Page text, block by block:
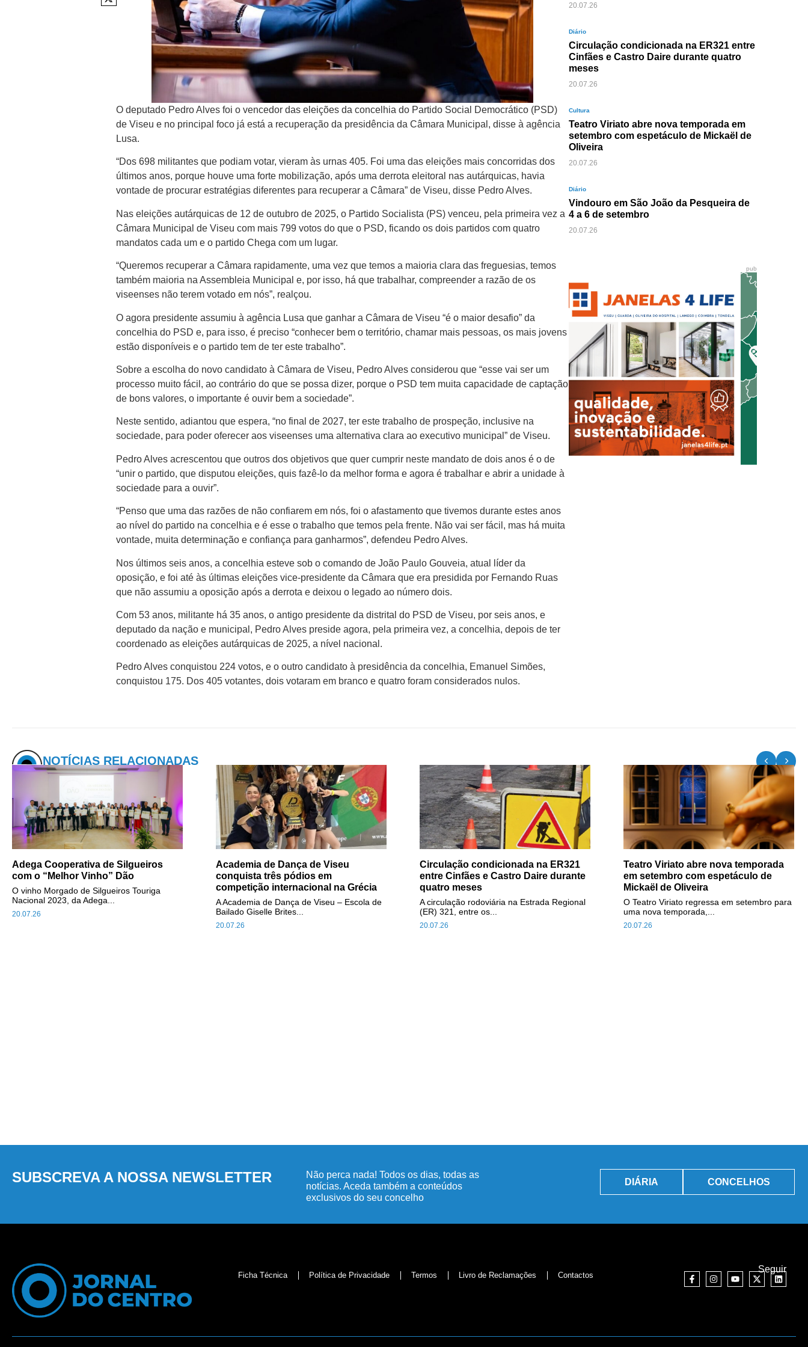
O deputado Pedro Alves foi o vencedor das eleições da concelhia do Partido Social Democrático (PSD)
de Viseu e no principal foco já está a recuperação da presidência da Câmara Municipal, disse à agência
Lusa.
“Dos 698 militantes que podiam votar, vieram às urnas 405. Foi uma das eleições mais concorridas dos
últimos anos, porque houve uma forte mobilização, após uma derrota eleitoral nas autárquicas, havia
vontade de procurar estratégias diferentes para recuperar a Câmara” de Viseu, disse Pedro Alves.
Nas eleições autárquicas de 12 de outubro de 2025, o Partido Socialista (PS) venceu, pela primeira vez a
Câmara Municipal de Viseu com mais 799 votos do que o PSD, ficando os dois partidos com quatro
mandatos cada um e o partido Chega com um lugar.
“Queremos recuperar a Câmara rapidamente, uma vez que temos a maioria clara das freguesias, temos
também maioria na Assembleia Municipal e, por isso, há que trabalhar, compreender a razão de os
viseenses não terem votado em nós”, realçou.
O agora presidente assumiu à agência Lusa que ganhar a Câmara de Viseu “é o maior desafio” da
concelhia do PSD e, para isso, é preciso “conhecer bem o território, chamar mais pessoas, os mais jovens
estão disponíveis e o partido tem de ter este trabalho”.
Sobre a escolha do novo candidato à Câmara de Viseu, Pedro Alves considerou que “esse vai ser um
processo muito fácil, ao contrário do que se possa dizer, porque o PSD tem muita capacidade de captação
de bons valores, o importante é ouvir bem a sociedade”.
Neste sentido, adiantou que espera, “no final de 2027, ter este trabalho de prospeção, inclusive na
sociedade, para poder oferecer aos viseenses uma alternativa clara ao executivo municipal” de Viseu.
Pedro Alves acrescentou que outros dos objetivos que quer cumprir neste mandato de dois anos é o de
“unir o partido, que disputou eleições, quis fazê-lo da melhor forma e agora é trabalhar e abrir a unidade à
sociedade para a ouvir”.
“Penso que uma das razões de não confiarem em nós, foi o afastamento que tivemos durante estes anos
ao nível do partido na concelhia e é esse o trabalho que temos pela frente. Não vai ser fácil, mas há muita
vontade, muita determinação e confiança para ganharmos”, defendeu Pedro Alves.
Nos últimos seis anos, a concelhia esteve sob o comando de João Paulo Gouveia, atual líder da
oposição, e foi até às últimas eleições vice-presidente da Câmara que era presidida por Fernando Ruas
que não assumiu a oposição após a derrota e deixou o legado ao número dois.
Com 53 anos, militante há 35 anos, o antigo presidente da distrital do PSD de Viseu, por seis anos, e
deputado da nação e municipal, Pedro Alves preside agora, pela primeira vez, a concelhia, depois de ter
coordenado as eleições autárquicas de 2025, a nível nacional.
Pedro Alves conquistou 224 votos, e o outro candidato à presidência da concelhia, Emanuel Simões,
conquistou 175. Dos 405 votantes, dois votaram em branco e quatro foram considerados nulos.
20.07.26
Diário
Circulação condicionada na ER321 entre
Cinfães e Castro Daire durante quatro
meses
20.07.26
Cultura
Teatro Viriato abre nova temporada em
setembro com espetáculo de Mickaël de
Oliveira
20.07.26
Diário
Vindouro em São João da Pesqueira de
4 a 6 de setembro
20.07.26
pub
NOTÍCIAS RELACIONADAS
Adega Cooperativa de Silgueiros
com o “Melhor Vinho” Dão
20.07.26
O vinho Morgado de Silgueiros Touriga
Nacional 2023, da Adega...
Academia de Dança de Viseu
conquista três pódios em
competição internacional na Grécia
20.07.26
A Academia de Dança de Viseu – Escola de
Bailado Giselle Brites...
Circulação condicionada na ER321
entre Cinfães e Castro Daire durante
quatro meses
20.07.26
A circulação rodoviária na Estrada Regional
(ER) 321, entre os...
Teatro Viriato abre nova temporada
em setembro com espetáculo de
Mickaël de Oliveira
20.07.26
O Teatro Viriato regressa em setembro para
uma nova temporada,...
SUBSCREVA A NOSSA NEWSLETTER
Não perca nada! Todos os dias, todas as
notícias. Aceda também a conteúdos
exclusivos do seu concelho
DIÁRIA CONCELHOS
Ficha Técnica Política de Privacidade Termos Livro de Reclamações Contactos
Seguir